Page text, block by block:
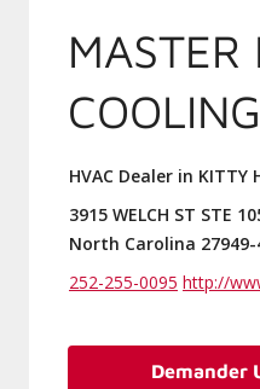
MASTER
COOLING
HVAC Dealer in
3915 WELCH ST STE
North Carolina 27949-
252-255-0095 http://
Demander